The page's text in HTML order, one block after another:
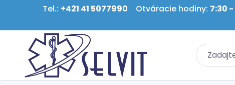
Tel.: +421 41 5077990 Otváracie hodiny: